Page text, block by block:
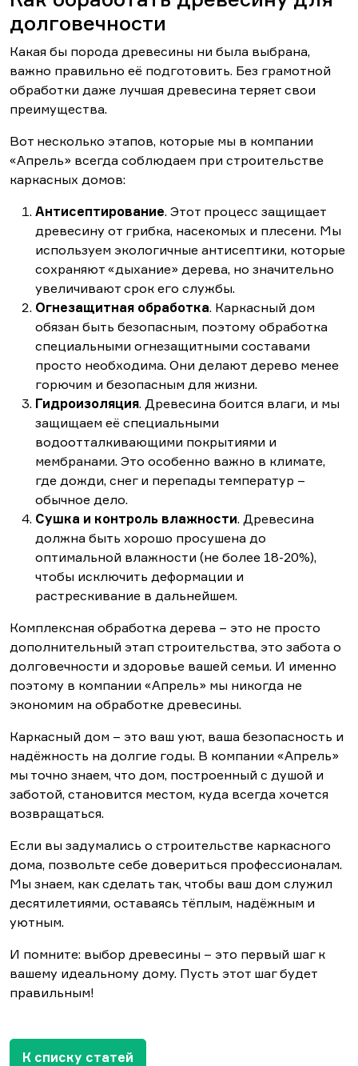
долговечности
Какая бы порода древесины ни была выбрана,
важно правильно её подготовить. Без грамотной
обработки даже лучшая древесина теряет свои
преимущества.
Вот несколько этапов, которые мы в компании
«Апрель» всегда соблюдаем при строительстве
каркасных домов:
Антисептирование. Этот процесс защищает
древесину от грибка, насекомых и плесени. Мы
используем экологичные антисептики, которые
сохраняют «дыхание» дерева, но значительно
увеличивают срок его службы.
Огнезащитная обработка. Каркасный дом
обязан быть безопасным, поэтому обработка
специальными огнезащитными составами
просто необходима. Они делают дерево менее
горючим и безопасным для жизни.
Гидроизоляция. Древесина боится влаги, и мы
защищаем её специальными
водоотталкивающими покрытиями и
мембранами. Это особенно важно в климате,
где дожди, снег и перепады температур –
обычное дело.
Сушка и контроль влажности. Древесина
должна быть хорошо просушена до
оптимальной влажности (не более 18-20%),
чтобы исключить деформации и
растрескивание в дальнейшем.
Комплексная обработка дерева – это не просто
дополнительный этап строительства, это забота о
долговечности и здоровье вашей семьи. И именно
поэтому в компании «Апрель» мы никогда не
экономим на обработке древесины.
Каркасный дом – это ваш уют, ваша безопасность и
надёжность на долгие годы. В компании «Апрель»
мы точно знаем, что дом, построенный с душой и
заботой, становится местом, куда всегда хочется
возвращаться.
Если вы задумались о строительстве каркасного
дома, позвольте себе довериться профессионалам.
Мы знаем, как сделать так, чтобы ваш дом служил
десятилетиями, оставаясь тёплым, надёжным и
уютным.
И помните: выбор древесины – это первый шаг к
вашему идеальному дому. Пусть этот шаг будет
правильным!
К списку статей